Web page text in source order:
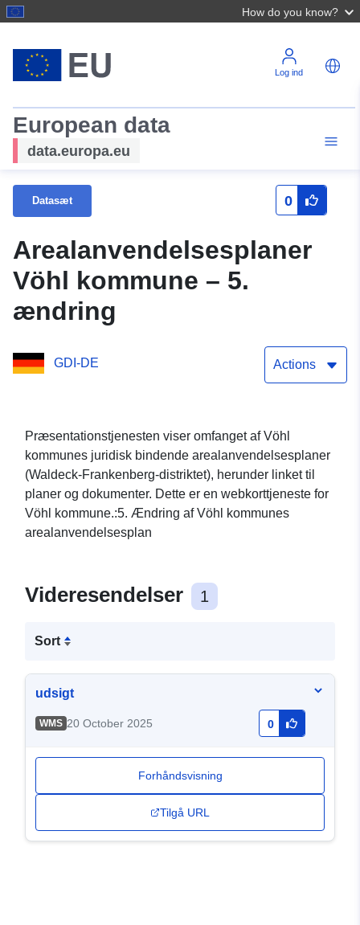
How do you know?
Log ind
European data
data.europa.eu
Datasæt 0
Arealanvendelsesplaner
Vöhl kommune – 5.
ændring
GDI-DE Actions
Præsentationstjenesten viser omfanget af Vöhl
kommunes juridisk bindende arealanvendelsesplaner
(Waldeck-Frankenberg-distriktet), herunder linket til
planer og dokumenter. Dette er en webkorttjeneste for
Vöhl kommune.:5. Ændring af Vöhl kommunes
arealanvendelsesplan
Videresendelser 1
Sort
udsigt
WMS 20 October 2025 0
Forhåndsvisning
Tilgå URL